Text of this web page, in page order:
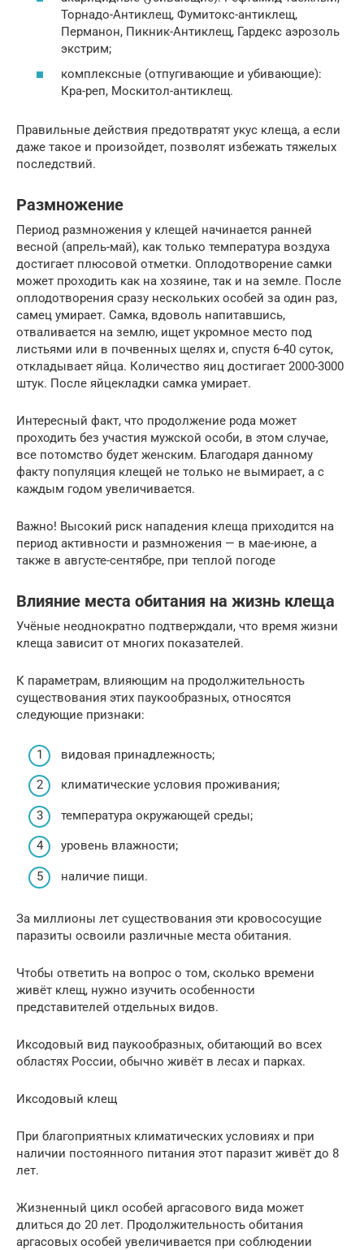
Торнадо-Антиклещ, Фумитокс-антиклещ,
Перманон, Пикник-Антиклещ, Гардекс аэрозоль
экстрим;
комплексные (отпугивающие и убивающие):
Кра-реп, Москитол-антиклещ.
Правильные действия предотвратят укус клеща, а если
даже такое и произойдет, позволят избежать тяжелых
последствий.
Размножение
Период размножения у клещей начинается ранней
весной (апрель-май), как только температура воздуха
достигает плюсовой отметки. Оплодотворение самки
может проходить как на хозяине, так и на земле. После
оплодотворения сразу нескольких особей за один раз,
самец умирает. Самка, вдоволь напитавшись,
отваливается на землю, ищет укромное место под
листьями или в почвенных щелях и, спустя 6-40 суток,
откладывает яйца. Количество яиц достигает 2000-3000
штук. После яйцекладки самка умирает.
Интересный факт, что продолжение рода может
проходить без участия мужской особи, в этом случае,
все потомство будет женским. Благодаря данному
факту популяция клещей не только не вымирает, а с
каждым годом увеличивается.
Важно! Высокий риск нападения клеща приходится на
период активности и размножения — в мае-июне, а
также в августе-сентябре, при теплой погоде
Влияние места обитания на жизнь клеща
Учёные неоднократно подтверждали, что время жизни
клеща зависит от многих показателей.
К параметрам, влияющим на продолжительность
существования этих паукообразных, относятся
следующие признаки:
видовая принадлежность;
климатические условия проживания;
температура окружающей среды;
уровень влажности;
наличие пищи.
За миллионы лет существования эти кровососущие
паразиты освоили различные места обитания.
Чтобы ответить на вопрос о том, сколько времени
живёт клещ, нужно изучить особенности
представителей отдельных видов.
Иксодовый вид паукообразных, обитающий во всех
областях России, обычно живёт в лесах и парках.
Иксодовый клещ
При благоприятных климатических условиях и при
наличии постоянного питания этот паразит живёт до 8
лет.
Жизненный цикл особей аргасового вида может
длиться до 20 лет. Продолжительность обитания
аргасовых особей увеличивается при соблюдении